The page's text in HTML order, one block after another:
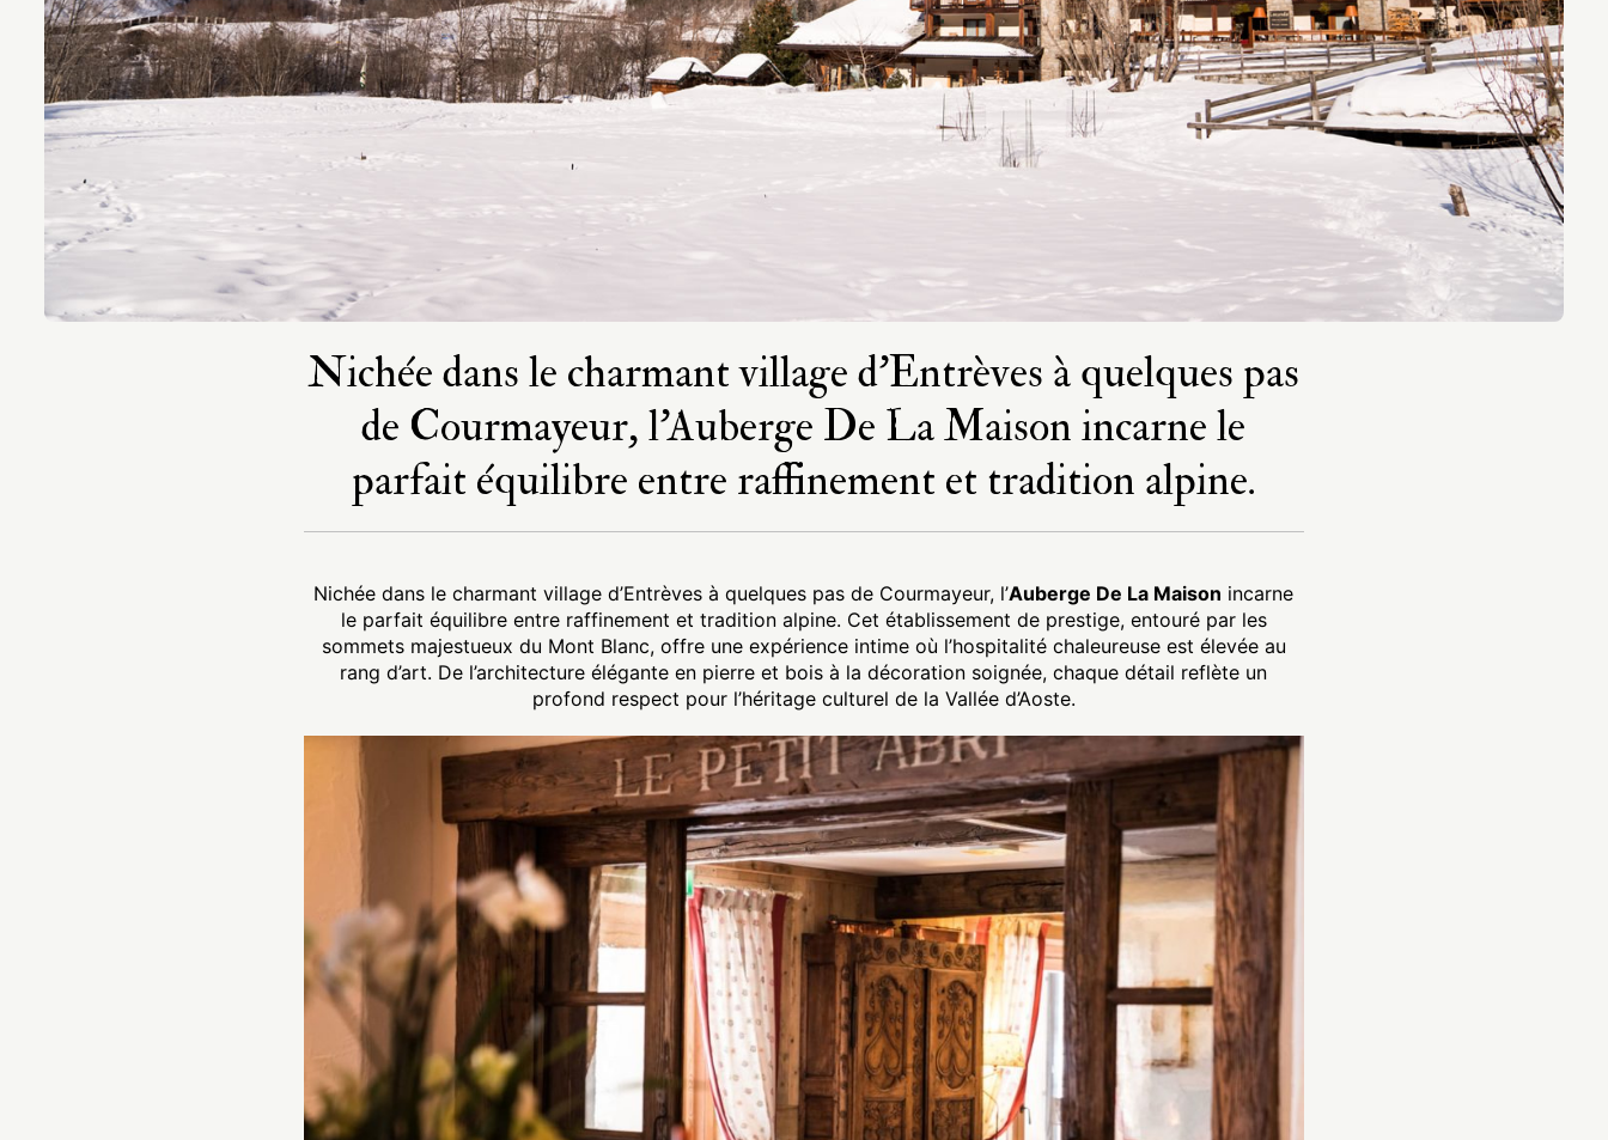
Nichée dans le charmant village d’Entrèves à quelques pas
de Courmayeur, l’Auberge De La Maison incarne le
parfait équilibre entre raffinement et tradition alpine.
Nichée dans le charmant village d’Entrèves à quelques pas de Courmayeur, l’Auberge De La Maison incarne
le parfait équilibre entre raffinement et tradition alpine. Cet établissement de prestige, entouré par les
sommets majestueux du Mont Blanc, offre une expérience intime où l’hospitalité chaleureuse est élevée au
rang d’art. De l’architecture élégante en pierre et bois à la décoration soignée, chaque détail reflète un
profond respect pour l’héritage culturel de la Vallée d’Aoste.